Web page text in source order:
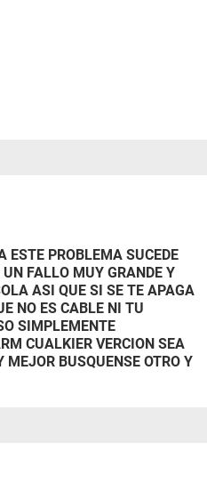
ESTE PROBLEMA SUCEDE
FALLO MUY GRANDE Y
ASI QUE SI SE TE APAGA
NO ES CABLE NI TU
SIMPLEMENTE
CUALKIER VERCION SEA
BUSQUENSE OTRO Y